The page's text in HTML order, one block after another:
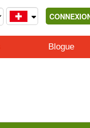
Blogue